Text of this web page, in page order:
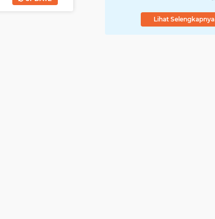
Wartawan
Lihat Selengkapnya